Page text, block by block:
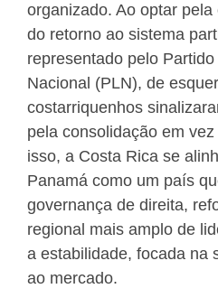
organizado. Ao optar
do retorno ao sistema
representado pelo
Nacional (PLN), de
costarriquenhos
pela consolidação em
isso, a Costa Rica se
Panamá como um país
governança de direita,
regional mais amplo de
a estabilidade, focada na
ao mercado.